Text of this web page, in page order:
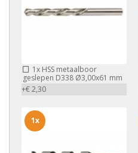
1x HSS metaalboor
geslepen D338 Ø3,00x61 mm
+€ 2,30
1x